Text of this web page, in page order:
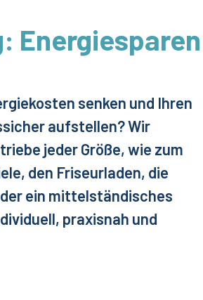
Energiesparen
senken und Ihren
aufstellen? Wir
jeder Größe, wie zum
den Friseurladen, die
ein mittelständisches
praxisnah und